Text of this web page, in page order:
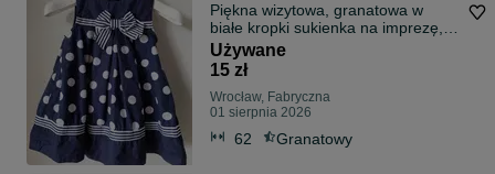
Piękna wizytowa, granatowa w
białe kropki sukienka na imprezę,
rozmiar
Używane
15 zł
Wrocław, Fabryczna
01 sierpnia 2026
62 Granatowy